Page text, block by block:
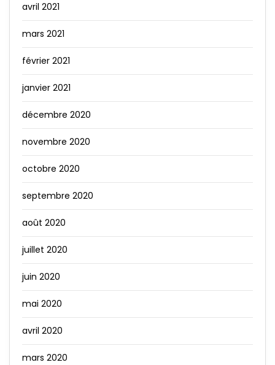
avril 2021
mars 2021
février 2021
janvier 2021
décembre 2020
novembre 2020
octobre 2020
septembre 2020
août 2020
juillet 2020
juin 2020
mai 2020
avril 2020
mars 2020